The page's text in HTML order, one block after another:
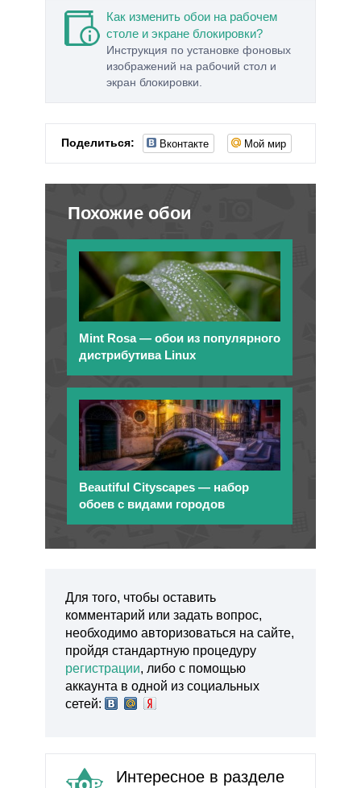
Как изменить обои на рабочем
столе и экране блокировки?
Инструкция по установке фоновых
изображений на рабочий стол и
экран блокировки.
Поделиться: Вконтакте Мой мир
Похожие обои
Mint Rosa — обои из популярного
дистрибутива Linux
Beautiful Cityscapes — набор
обоев с видами городов
Для того, чтобы оставить
комментарий или задать вопрос,
необходимо авторизоваться на сайте,
пройдя стандартную процедуру
регистрации, либо с помощью
аккаунта в одной из социальных
сетей:
Интересное в разделе